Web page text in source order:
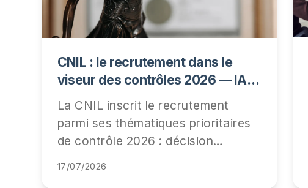
CNIL : le recrutement dans le
viseur des contrôles 2026 — IA,
information des candidats,
conservation des données
La CNIL inscrit le recrutement
parmi ses thématiques prioritaires
de contrôle 2026 : décision
17/07/2026